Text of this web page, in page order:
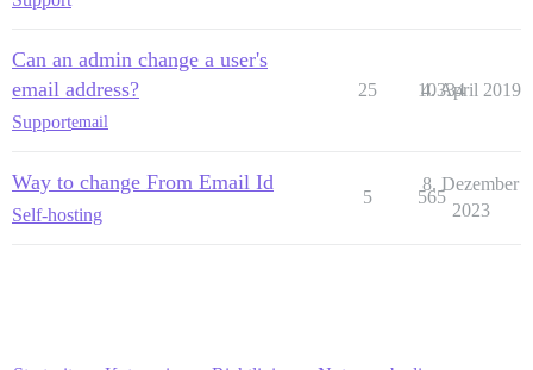
Can an admin change a user's
email address?
Supportemail
25 10334
4. April 2019
Way to change From Email Id
Self-hosting
5 565
8. Dezember
2023